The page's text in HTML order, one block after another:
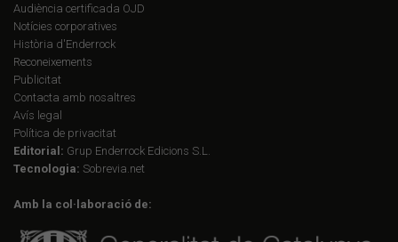
Audiència certificada OJD
Notícies corporatives
Història d'Enderrock
Reconeixements
Publicitat
Contacta amb nosaltres
Avís legal
Política de privacitat
Editorial: Grup Enderrock Edicions S.L.
Tecnologia: Sobrevia.net
Amb la col·laboració de: